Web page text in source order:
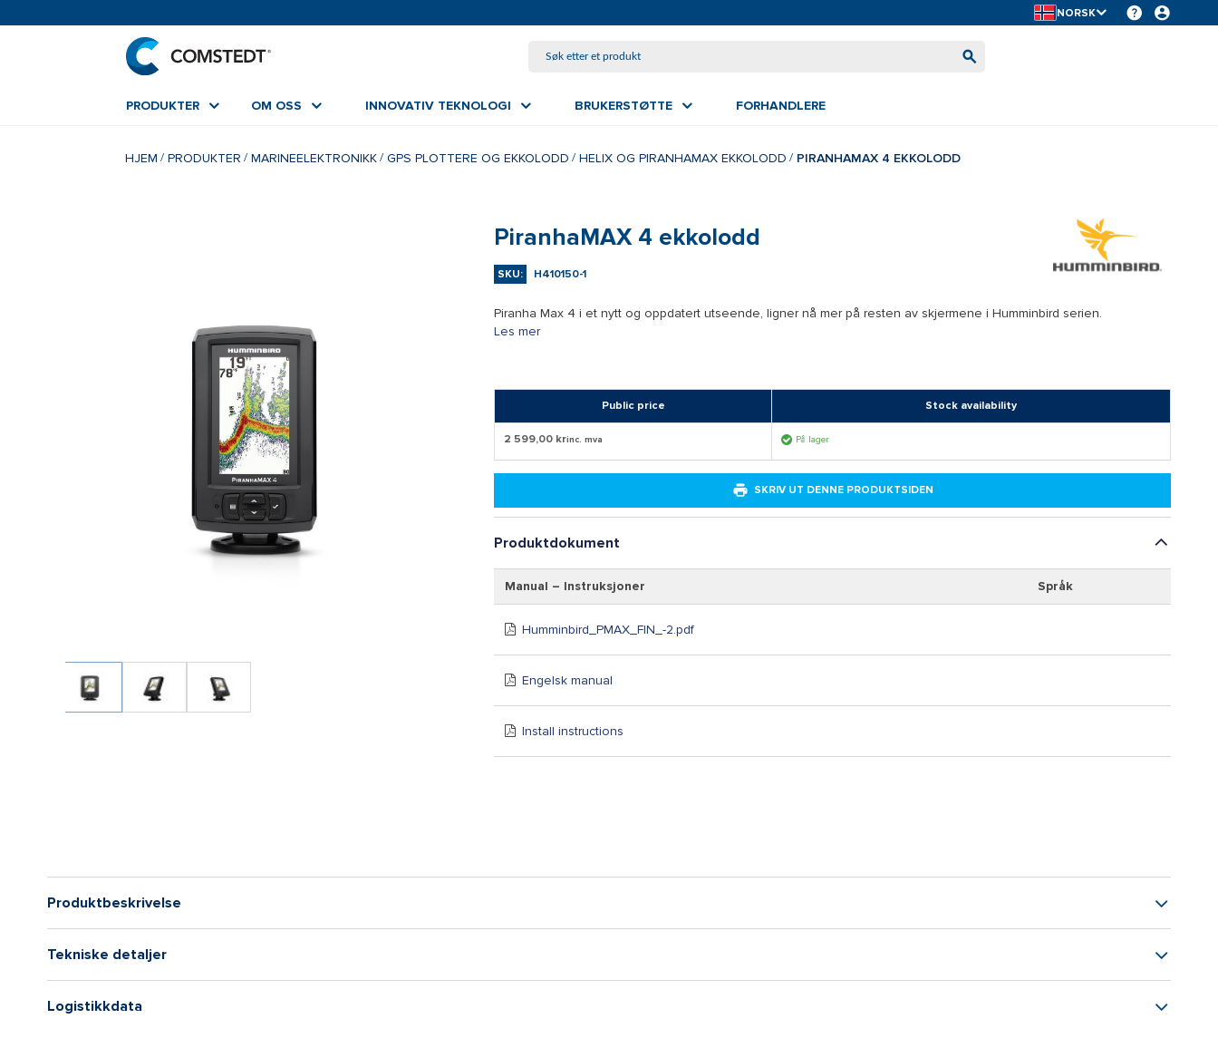
NORSK
PRODUKTER OM OSS INNOVATIV TEKNOLOGI BRUKERSTØTTE FORHANDLERE
HJEM PRODUKTER MARINEELEKTRONIKK GPS PLOTTERE OG EKKOLODD HELIX OG PIRANHAMAX EKKOLODD PIRANHAMAX 4 EKKOLODD
PiranhaMAX 4 ekkolodd
SKU: H410150-1
Piranha Max 4 i et nytt og oppdatert utseende, ligner nå mer på resten av skjermene i Humminbird serien.
Les mer
Public price Stock availability
2 599,00 krinc. mva På lager
SKRIV UT DENNE PRODUKTSIDEN
Produktdokument
Manual – Instruksjoner Språk
Humminbird_PMAX_FIN_-2.pdf
Engelsk manual
Install instructions
Produktbeskrivelse
Tekniske detaljer
Logistikkdata